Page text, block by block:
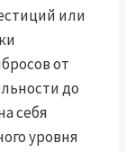
или
от
до
себя
уровня